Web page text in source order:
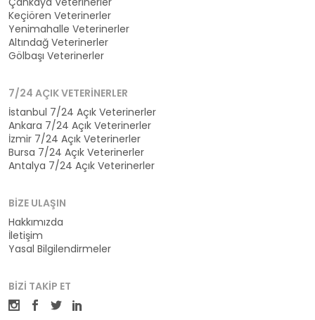
Keçiören Veterinerler
Yenimahalle Veterinerler
Altındağ Veterinerler
Gölbaşı Veterinerler
7/24 AÇIK VETERINERLER
İstanbul 7/24 Açık Veterinerler
Ankara 7/24 Açık Veterinerler
İzmir 7/24 Açık Veterinerler
Bursa 7/24 Açık Veterinerler
Antalya 7/24 Açık Veterinerler
BIZE ULAŞIN
Hakkımızda
İletişim
Yasal Bilgilendirmeler
BIZI TAKIP ET